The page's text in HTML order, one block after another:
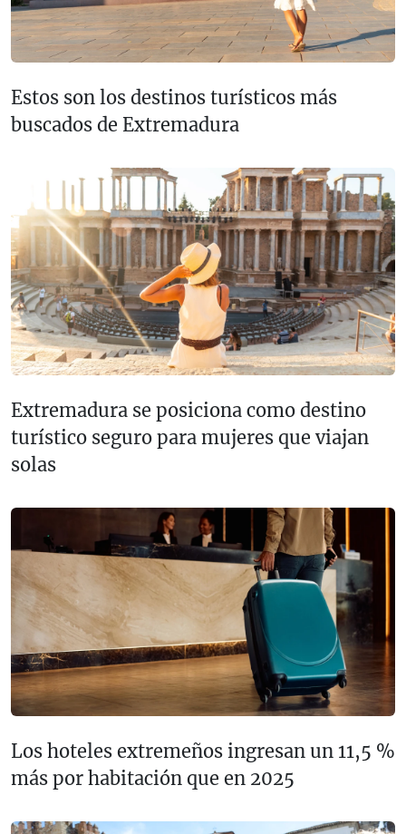
Estos son los destinos turísticos más
buscados de Extremadura
Extremadura se posiciona como destino
turístico seguro para mujeres que viajan
solas
Los hoteles extremeños ingresan un 11,5 %
más por habitación que en 2025